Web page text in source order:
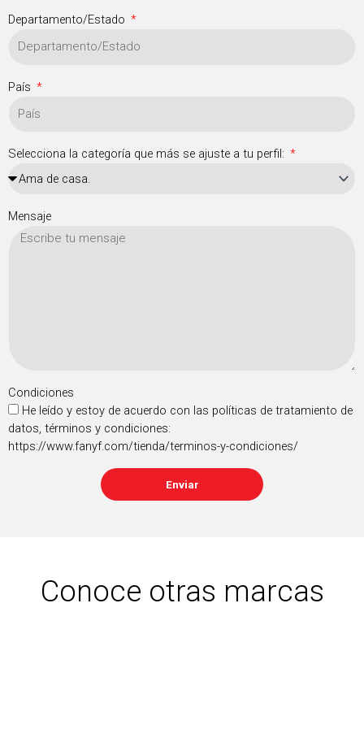
Departamento/Estado
País
Selecciona la categoría que más se ajuste a tu perfil:
Mensaje
Condiciones
He leído y estoy de acuerdo con las políticas de tratamiento de
datos, términos y condiciones:
https://www.fanyf.com/tienda/terminos-y-condiciones/
Enviar
Conoce otras marcas